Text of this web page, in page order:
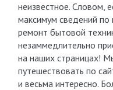
неизвестное. Словом,
максимум сведений по
ремонт бытовой
незаммедлительно
на наших страницах!
путешествовать по
и весьма интересно.